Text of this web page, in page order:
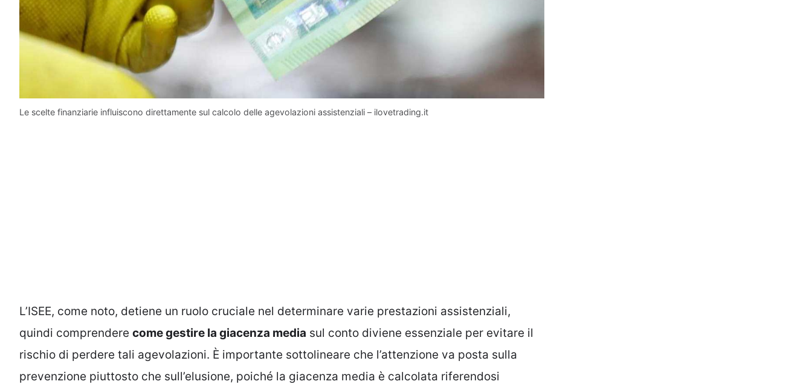
Le scelte finanziarie influiscono direttamente sul calcolo delle agevolazioni assistenziali – ilovetrading.it
L’ISEE, come noto, detiene un ruolo cruciale nel determinare varie prestazioni assistenziali,
quindi comprendere come gestire la giacenza media sul conto diviene essenziale per evitare il
rischio di perdere tali agevolazioni. È importante sottolineare che l’attenzione va posta sulla
prevenzione piuttosto che sull’elusione, poiché la giacenza media è calcolata riferendosi